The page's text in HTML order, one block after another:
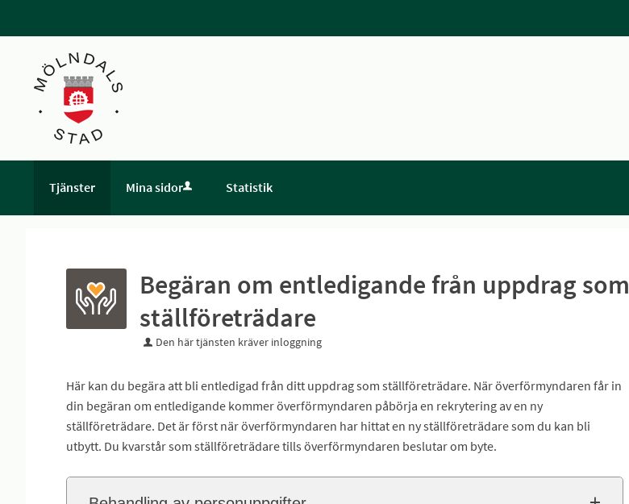
Tjänster Mina sidor Statistik
Begäran om entledigande från uppdrag som
ställföreträdare
Den här tjänsten kräver inloggning
Här kan du begära att bli entledigad från ditt uppdrag som ställföreträdare. När överförmyndaren får in
din begäran om entledigande kommer överförmyndaren påbörja en rekrytering av en ny
ställföreträdare. Det är först när överförmyndaren har hittat en ny ställföreträdare som du kan bli
utbytt. Du kvarstår som ställföreträdare tills överförmyndaren beslutar om byte.